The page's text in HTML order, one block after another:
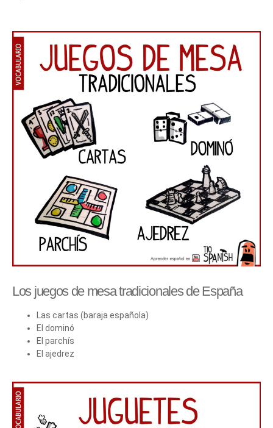
Los juegos de mesa tradicionales de España
Las cartas (baraja española)
El dominó
El parchís
El ajedrez